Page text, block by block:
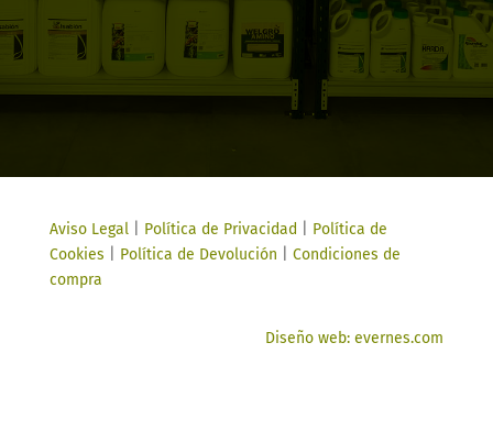
Aviso Legal| Política de Privacidad
Política de
Cookies
Política de Devolución
Condiciones de
compra
Diseño web: evernes.com